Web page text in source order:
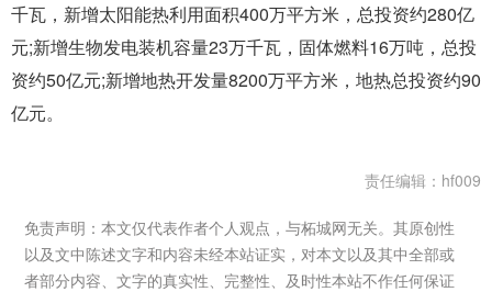
千瓦，新增太阳能热利用面积400万平方米，总投资约280亿
元;新增生物发电装机容量23万千瓦，固体燃料16万吨，总投
资约50亿元;新增地热开发量8200万平方米，地热总投资约90
亿元。
责任编辑：hf009
免责声明：本文仅代表作者个人观点，与柘城网无关。其原创性
以及文中陈述文字和内容未经本站证实，对本文以及其中全部或
者部分内容、文字的真实性、完整性、及时性本站不作任何保证